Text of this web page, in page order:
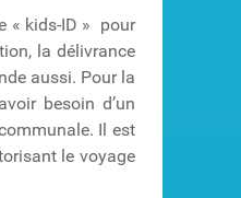
« kids-ID » pour
la délivrance
aussi. Pour la
besoin d’un
Il est
le voyage